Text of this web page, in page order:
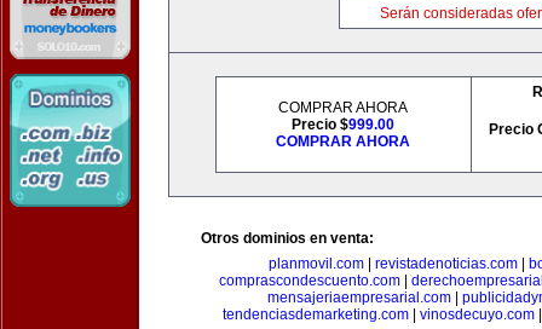
Serán consideradas
COMPRAR AHORA
Precio $999.00
COMPRAR AHORA
Precio
Otros dominios en venta:
planmovil.com| revistadenoticias.com|
comprascondescuento.com
mensajeriaempresarial.com|
tendenciasdemarketing.com| vinosdecuyo.com